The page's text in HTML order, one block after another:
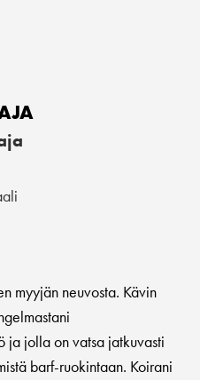
myyjän neuvosta. Kävin
ja jolla on vatsa jatkuvasti
barf-ruokintaan. Koirani